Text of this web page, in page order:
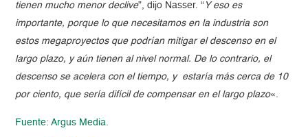
tienen mucho menor declive”, dijo Nasser. “ Y eso es
importante, porque lo que necesitamos en la industria son
estos megaproyectos que podrían mitigar el descenso en el
largo plazo, y aún tienen al nivel normal. De lo contrario, el
descenso se acelera con el tiempo, y estaría más cerca de 10
por ciento, que sería difícil de compensar en el largo plazo«.
Fuente: Argus Media.